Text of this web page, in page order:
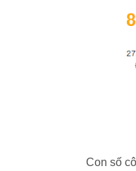
Con số